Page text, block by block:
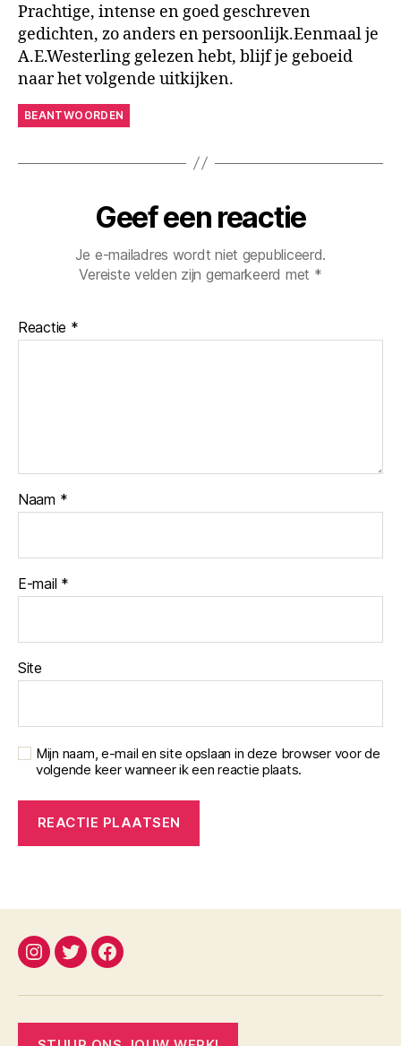
Prachtige, intense en goed geschreven
gedichten, zo anders en persoonlijk.Eenmaal je
A.E.Westerling gelezen hebt, blijf je geboeid
naar het volgende uitkijken.
BEANTWOORDEN
Geef een reactie
Je e-mailadres wordt niet gepubliceerd.
Vereiste velden zijn gemarkeerd met *
Reactie *
Naam *
E-mail *
Site
Mijn naam, e-mail en site opslaan in deze browser voor de
volgende keer wanneer ik een reactie plaats.
instagram
twitterfacebook